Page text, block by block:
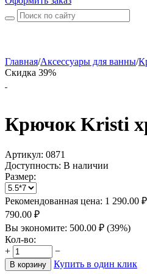
Главная/Аксессуары для ванны/
Скидка 39%
Крючок Kristi
Артикул: 0871
Доступность: В наличии
Размер:
Рекомендованная цена: 1 290.00 ₽
790.00 ₽
Вы экономите: 500.00 ₽ (39%)
Кол-во:
+
−
В корзину Купить в один клик